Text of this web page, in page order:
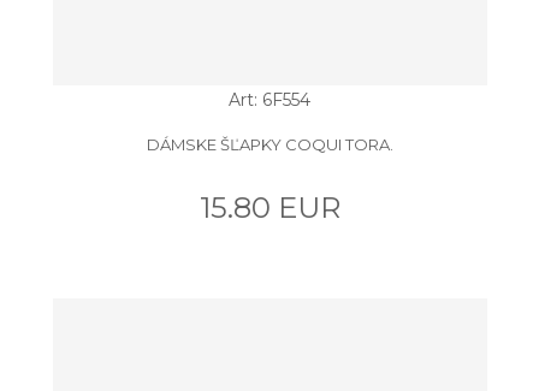
Art: 6F554
DÁMSKE ŠĽAPKY COQUI TORA.
15.80 EUR